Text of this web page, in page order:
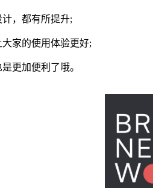
，都有所提升;
家的使用体验更好;
更加便利了哦。